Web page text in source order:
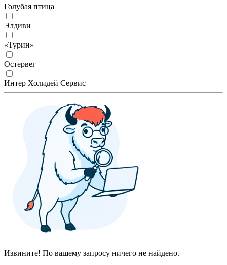
Голубая птица
Элдиви
«Турин»
Остервег
Интер Холидей Сервис
Извините! По вашему запросу ничего не найдено.